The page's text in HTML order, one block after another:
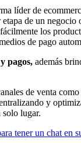
líder de
etapa de un
los
de pago
pagos, además
de venta
y
solo lugar.
tener un chat en